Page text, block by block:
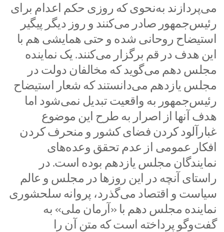
می‌پردازند به‌نحوی که روزی حکم اعدام برای
رئیس‌جمهور صادر می‌کنند و روز دیگر پیگیر
استیضاح روحانی شده و حتی همایشی هم با
این هدف در قم برگزار می‌کنند. یک نماینده
مجلس دهم می‌گوید که مخالفان دولت در
مجلس یازدهم می‌دانستند که شعار استیضاح
رئیس‌جمهور به واقعیت تبدیل نمی‌شود اما
هدف آنها از اصرار به طرح این موضوع
غبارآلود کردن فضای کشور و منحرف کردن
افکار عمومی از عدم تحقق وعده‌های
نمایندگان مجلس یازدهم بوده است. در
راستای آنچه در این روزها در مجلس و عالم
سیاست و اقتصاد می‌گذرد، پروانه سلحشوری
نماینده مجلس دهم با «آرمان ملی» به
گفت‌وگو پرداخته است که متن آن را